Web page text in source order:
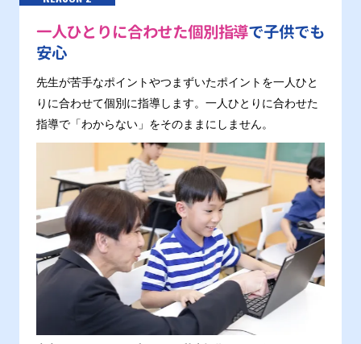
一人ひとりに合わせた個別指導で子供でも
安心
先生が苦手なポイントやつまずいたポイントを一人ひと
りに合わせて個別に指導します。一人ひとりに合わせた
指導で「わからない」をそのままにしません。